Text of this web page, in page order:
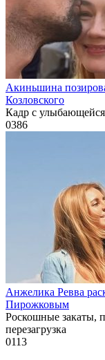
Акиньшина
Козловского
Кадр с
0386
Анжелика Ревва
Пирожковым
Роскошные закаты,
перезагрузка
0113